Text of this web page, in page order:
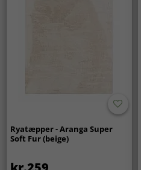
Ryatæpper - Aranga Super
Soft Fur (beige)